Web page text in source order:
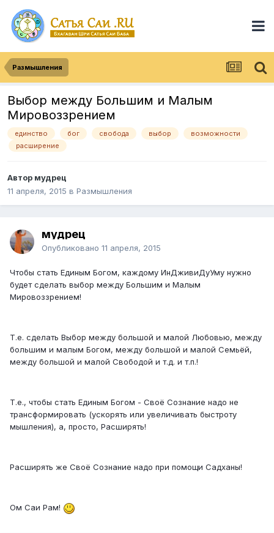
Размышления
Выбор между Большим и Малым
Мировоззрением
единство бог свобода выбор
возможности
расширение
Автор мудрец
11 апреля, 2015 в Размышления
мудрец
Опубликовано 11 апреля, 2015
Чтобы стать Единым Богом, каждому ИнДживиДуУму нужно
будет сделать выбор между Большим и Малым
Мировоззрением!
Т.е. сделать Выбор между большой и малой Любовью, между
большим и малым Богом, между большой и малой Семьёй,
между большой и малой Свободой и т.д. и т.п.!
Т.е., чтобы стать Единым Богом - Своё Сознание надо не
трансформировать (ускорять или увеличивать быстроту
мышления), а, просто, Расширять!
Расширять же Своё Сознание надо при помощи Садханы!
Ом Саи Рам!